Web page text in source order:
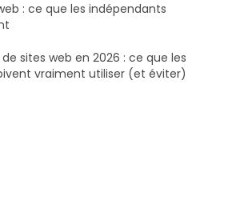
: ce que les indépendants
sites web en 2026 : ce que les
vraiment utiliser (et éviter)